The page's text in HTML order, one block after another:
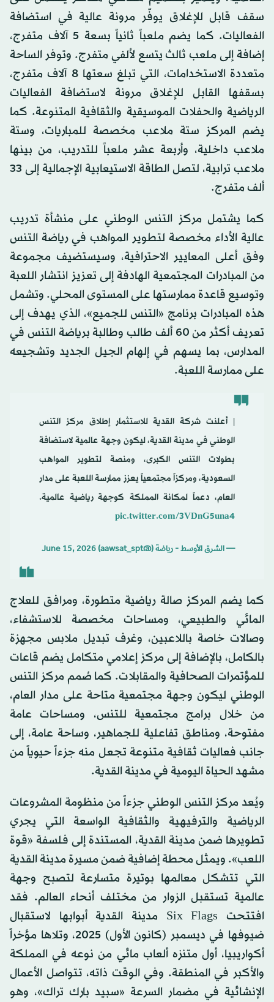
سقف قابل للإغلاق يوفّر مرونة عالية في استضافة
الفعاليات. كما يضم ملعباً ثانياً بسعة 5 آلاف متفرج،
إضافة إلى ملعب ثالث يتسع لألفي متفرج. وتوفر الساحة
متعددة الاستخدامات، التي تبلغ سعتها 8 آلاف متفرج،
بسقفها القابل للإغلاق مرونة لاستضافة الفعاليات
الرياضية والحفلات الموسيقية والثقافية المتنوعة. كما
يضم المركز ستة ملاعب مخصصة للمباريات، وستة
ملاعب داخلية، وأربعة عشر ملعباً للتدريب، من بينها
ملاعب ترابية، لتصل الطاقة الاستيعابية الإجمالية إلى 33
ألف متفرج.
كما يشتمل مركز التنس الوطني على منشأة تدريب
عالية الأداء مخصصة لتطوير المواهب في رياضة التنس
وفق أعلى المعايير الاحترافية، وسيستضيف مجموعة
من المبادرات المجتمعية الهادفة إلى تعزيز انتشار اللعبة
وتوسيع قاعدة ممارستها على المستوى المحلي. وتشمل
هذه المبادرات برنامج «التنس للجميع»، الذي يهدف إلى
تعريف أكثر من 60 ألف طالب وطالبة برياضة التنس في
المدارس، بما يسهم في إلهام الجيل الجديد وتشجيعه
على ممارسة اللعبة.
| أعلنت شركة القدية للاستثمار إطلاق مركز التنس
الوطني في مدينة القدية، ليكون وجهة عالمية لاستضافة
بطولات التنس الكبرى، ومنصة لتطوير المواهب
السعودية، ومركزاً مجتمعياً يعزز ممارسة اللعبة على مدار
العام، دعماً لمكانة المملكة كوجهة رياضية عالمية.
pic.twitter.com/3VDnG5una4
— الشرق الأوسط - رياضة (@aawsat_spt) June 15, 2026
كما يضم المركز صالة رياضية متطورة، ومرافق للعلاج
المائي والطبيعي، ومساحات مخصصة للاستشفاء،
وصالات خاصة باللاعبين، وغرف تبديل ملابس مجهزة
بالكامل، بالإضافة إلى مركز إعلامي متكامل يضم قاعات
للمؤتمرات الصحافية والمقابلات. كما صُمم مركز التنس
الوطني ليكون وجهة مجتمعية متاحة على مدار العام،
من خلال برامج مجتمعية للتنس، ومساحات عامة
مفتوحة، ومناطق تفاعلية للجماهير، وساحة عامة، إلى
جانب فعاليات ثقافية متنوعة تجعل منه جزءاً حيوياً من
مشهد الحياة اليومية في مدينة القدية.
ويُعد مركز التنس الوطني جزءاً من منظومة المشروعات
الرياضية والترفيهية والثقافية الواسعة التي يجري
تطويرها ضمن مدينة القدية، المستندة إلى فلسفة «قوة
اللعب». ويمثل محطة إضافية ضمن مسيرة مدينة القدية
التي تتشكل معالمها بوتيرة متسارعة لتصبح وجهة
عالمية تستقبل الزوار من مختلف أنحاء العالم. فقد
افتتحت Six Flags مدينة القدية أبوابها لاستقبال
ضيوفها في ديسمبر (كانون الأول) 2025، وتلاها مؤخراً
أكواريبيا، أول متنزه ألعاب مائي من نوعه في المملكة
والأكبر في المنطقة. وفي الوقت ذاته، تتواصل الأعمال
الإنشائية في مضمار السرعة «سبيد بارك تراك»، وهو